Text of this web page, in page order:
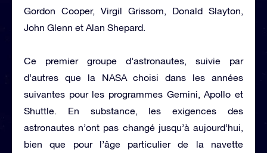
Gordon Cooper, Virgil Grissom, Donald Slayton,
John Glenn et Alan Shepard.
Ce premier groupe d’astronautes, suivie par
d’autres que la NASA choisi dans les années
suivantes pour les programmes Gemini, Apollo et
Shuttle. En substance, les exigences des
astronautes n’ont pas changé jusqu’à aujourd’hui,
bien que pour l’âge particulier de la navette